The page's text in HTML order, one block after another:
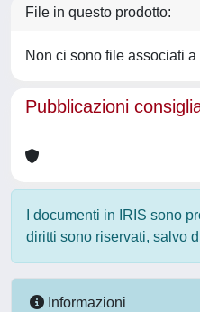
File in questo prodotto:
Non ci sono file associati
Pubblicazioni
I documenti in IRIS sono
diritti sono riservati, salvo
Informazioni